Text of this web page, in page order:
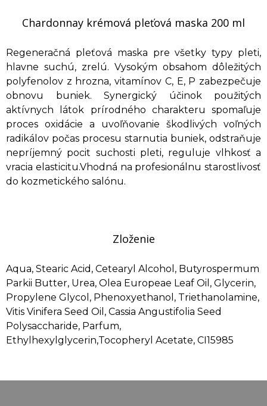
Chardonnay krémová pleťová maska 200 ml
Regeneračná pleťová maska pre všetky typy pleti,
hlavne suchú, zrelú. Vysokým obsahom dôležitých
polyfenolov z hrozna, vitamínov C, E, P zabezpečuje
obnovu buniek. Synergický účinok použitých
aktívnych látok prírodného charakteru spomaľuje
proces oxidácie a uvoľňovanie škodlivých voľných
radikálov počas procesu starnutia buniek, odstraňuje
nepríjemný pocit suchosti pleti, reguluje vlhkosť a
vracia elasticitu.Vhodná na profesionálnu starostlivosť
do kozmetického salónu.
Zloženie
Aqua, Stearic Acid, Cetearyl Alcohol, Butyrospermum
Parkii Butter, Urea, Olea Europeae Leaf Oil, Glycerin,
Propylene Glycol, Phenoxyethanol, Triethanolamine,
Vitis Vinifera Seed Oil, Cassia Angustifolia Seed
Polysaccharide, Parfum,
Ethylhexylglycerin,Tocopheryl Acetate, CI15985